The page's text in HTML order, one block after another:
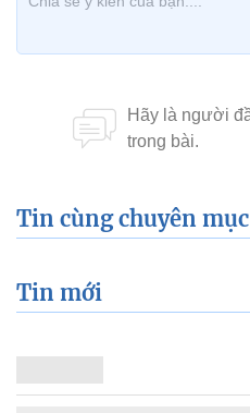
Tin cùng chuyên mục
Tin mới